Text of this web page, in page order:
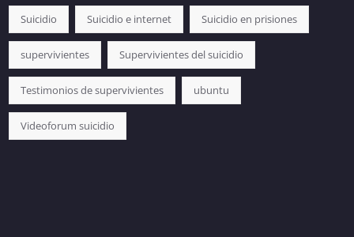
Suicidio Suicidio e internet Suicidio en prisiones
supervivientes Supervivientes del suicidio
Testimonios de supervivientes ubuntu
Videoforum suicidio